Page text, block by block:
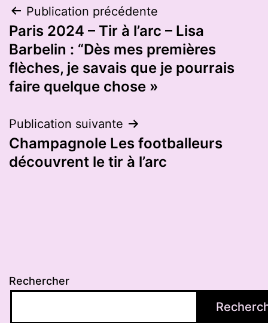
Navigation
de
l’article
Publication précédente
Paris 2024 – Tir à l’arc – Lisa
Barbelin : “Dès mes premières
flèches, je savais que je pourrais
faire quelque chose »
Publication suivante
Champagnole Les footballeurs
découvrent le tir à l’arc
Rechercher